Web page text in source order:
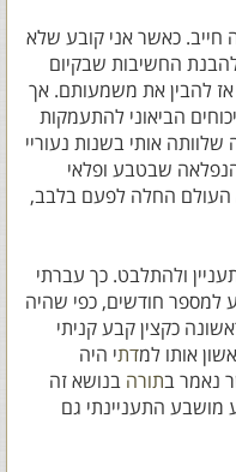
חייב. כאשר אני קובע שלא
להבנת החשיבות שבקיום
אז להבין את משמעותם. אך
הביאוני להתעמקות
שלוותה אותי בשנות נעוריי
שבטבע ופלאי
העולם החלה לפעם בלבב,
ולהתלבט. כך עברתי
למספר חודשים, כפי שהיה
כקצין קבע קניתי
אותו למדתי היה
נאמר בתורה בנושא זה
מושבע התעניינתי גם